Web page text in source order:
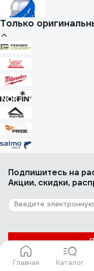
Главная Каталог
Евгений Е.
09.08.2023
Лёгкая, эластичная,
15 отзывов
Отзыв о гейторе-маске
Андрей А.
Только
Подпишитесь на
Акции, скидки,